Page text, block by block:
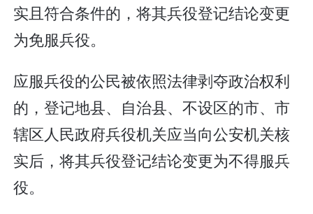
实且符合条件的，将其兵役登记结论变更
为免服兵役。
应服兵役的公民被依照法律剥夺政治权利
的，登记地县、自治县、不设区的市、市
辖区人民政府兵役机关应当向公安机关核
实后，将其兵役登记结论变更为不得服兵
役。